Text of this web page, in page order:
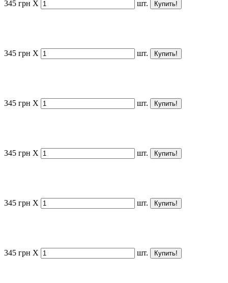
345 грн X шт.
345 грн X шт.
345 грн X шт.
345 грн X шт.
345 грн X шт.
345 грн X шт.